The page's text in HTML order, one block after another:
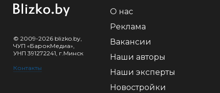
© 2009-2026 blizko.by,
ЧУП «БарокМедиа»,
УНП 391272241, г.Минск
Контакты
О нас
Реклама
Вакансии
Наши авторы
Наши эксперты
Новостройки